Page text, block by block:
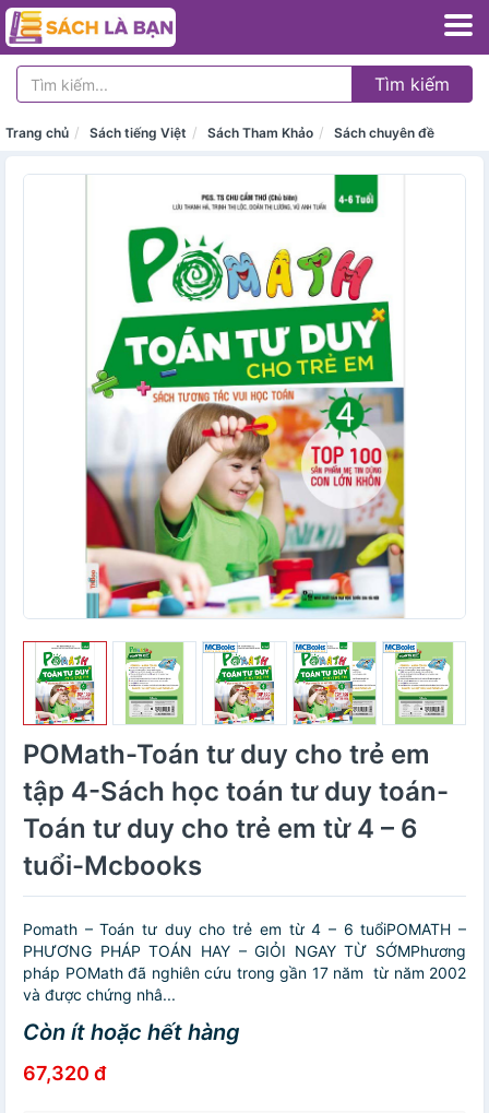
Tìm kiếm
Trang chủ Sách tiếng Việt Sách Tham Khảo Sách chuyên đề
POMath-Toán tư duy cho trẻ em
tập 4-Sách học toán tư duy toán-
Toán tư duy cho trẻ em từ 4 – 6
tuổi-Mcbooks
Pomath – Toán tư duy cho trẻ em từ 4 – 6 tuổiPOMATH –
PHƯƠNG PHÁP TOÁN HAY – GIỎI NGAY TỪ SỚMPhương
pháp POMath đã nghiên cứu trong gần 17 năm từ năm 2002
và được chứng nhâ...
Còn ít hoặc hết hàng
67,320 đ